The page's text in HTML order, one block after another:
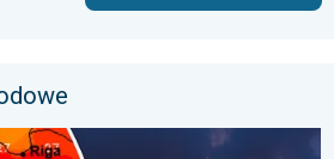
Niebezpieczna pogoda. . .